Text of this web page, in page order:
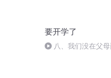
要开学了
八、我们没在父